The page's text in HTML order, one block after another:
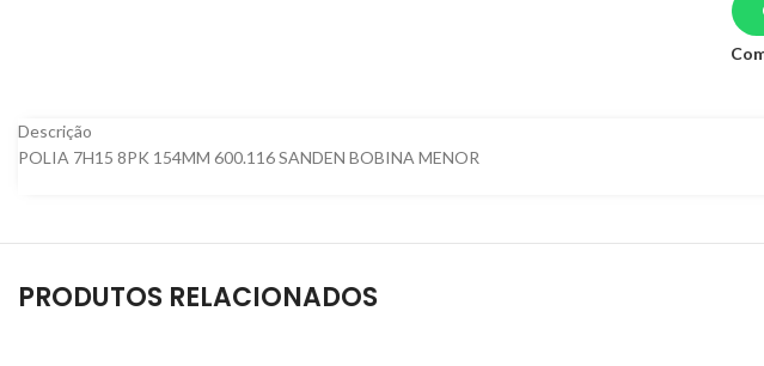
Descrição
POLIA 7H15 8PK 154MM 600.116 SANDEN BOBINA MENOR
PRODUTOS RELACIONADOS